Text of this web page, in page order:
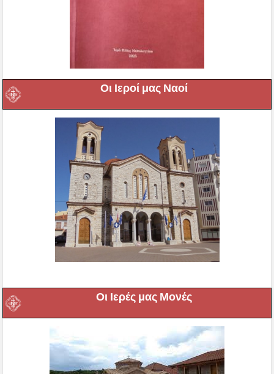
Οι Ιεροί μας Ναοί
Οι Ιερές μας Μονές